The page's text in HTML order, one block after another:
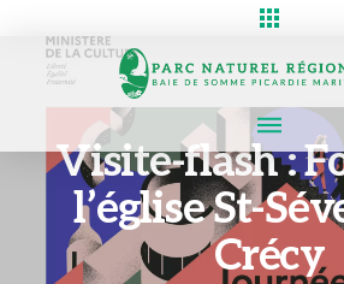
Visite-flash :
l’église St-
Crécy